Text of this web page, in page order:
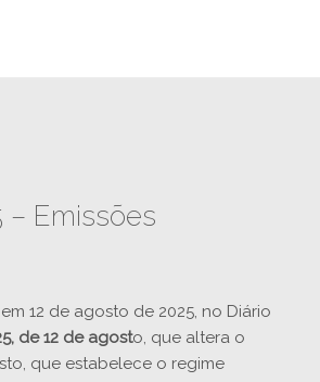
– Emissões
12 de agosto de 2025, no Diário
de 12 de agosto, que altera o
que estabelece o regime